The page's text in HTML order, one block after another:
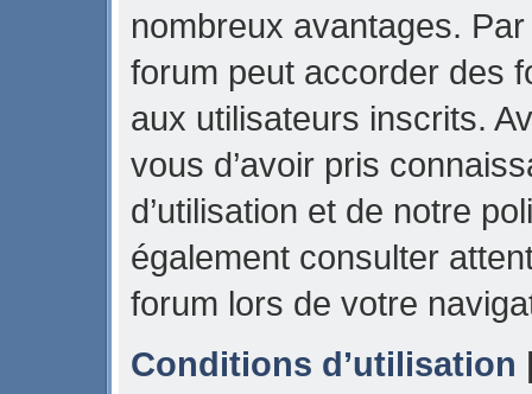
nombreux avantages.
forum peut accorder des
aux utilisateurs inscrits.
vous d’avoir pris
d’utilisation et de notre
également consulter
forum lors de votre
Conditions d’utilisation